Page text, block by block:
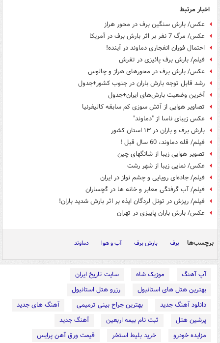
اخبار مرتبط
عکس/ بارش سنگین برف در محور هراز
عکس/ مرگ 7 نفر بر اثر بارش برف در آمریکا
احتمال فوران انفجاری دماوند در آینده!
فیلم/ بارش برف پائیزی در تفرش
عکس/ بارش برف در محورهای هراز و چالوس
رشد قابل توجه بارش باران در جنوب کشور+جدول
آخرین وضعیت بارش‌های ایران+جدول
تصاویر هوایی از آتش سوزی کم سابقه کالیفرنیا
عکس زیبای ناسا از "دماوند"
بارش برف و باران در ۱۳ استان کشور
فیلم/ قله دماوند، 60 سال قبل !
تصویر هوایی زیبا از شانگهای چین
عکس/ نمایی زیبا از شهر رشت
فیلم/ جاده‌ای رویایی و چشم نواز در ایران
فیلم/ آب گرفتگی معابر و خانه ها در گچساران
فیلم/ ریزش در تونل لردگان ایذه بر اثر بارش شدید باران!
عکس/ بارش باران پاییزی در تهران
برچسب‌ها برف بارش برف آب و هوا دماوند
آپ آهنگ موزیک شاه
سایت تاریخ ایران
بهترین هتل های استانبول
رزرو هتل استانبول
دانلود آهنگ جدید
بهترین جراح بینی ترمیمی
آهنگ های جدید
پرشین هتل
ثبت نام بیمه اربعین
آهنگ جدید
مزایده خودرو
خرید بلیط استخر
قیمت ورق آهن پرایس